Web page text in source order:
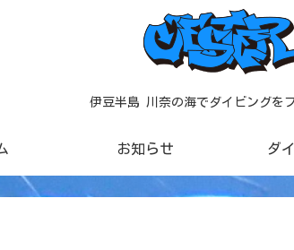
伊豆半島 川奈の海でダイビングを
お知らせ ダ